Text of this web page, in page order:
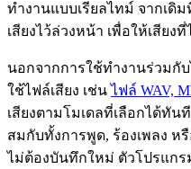
ทำงานแบบเรียลไทม์ จากเดิ
เสียงไว้ล่วงหน้า เพื่อให้เสีย
นอกจากการใช้ทำงานร่วมกั
ใช้ไฟล์เสียง เช่นไฟล์ WAV,
เสียงตามโมเดลที่เลือกได้ทั
สมกับทั้งการพูด, ร้องเพลง ห
ไม่ต้องบันทึกใหม่ ตัวโปรแกร